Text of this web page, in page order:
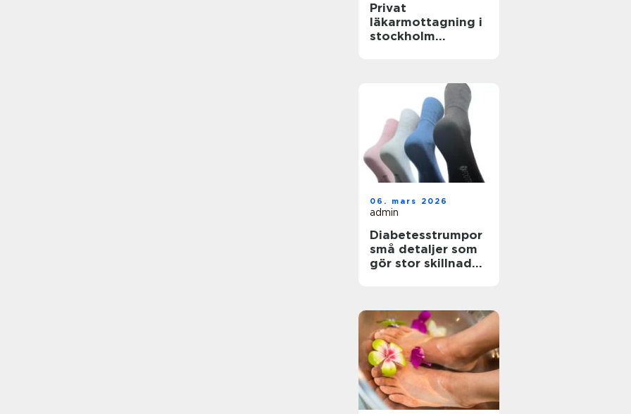
Privat
läkarmottagning i
stockholm
06. mars 2026
admin
Diabetesstrumpor
små detaljer som
gör stor skillnad